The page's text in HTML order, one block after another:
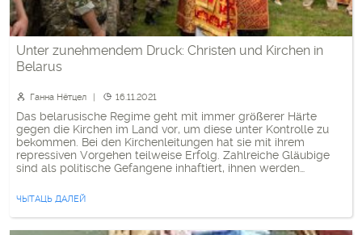
Unter zunehmendem Druck: Christen und Kirchen in
Belarus
Ганна Нётцел 16.11.2021
Das belarusische Regime geht mit immer größerer Härte
gegen die Kirchen im Land vor, um diese unter Kontrolle zu
bekommen. Bei den Kirchenleitungen hat sie mit ihrem
repressiven Vorgehen teilweise Erfolg. Zahlreiche Gläubige
sind als politische Gefangene inhaftiert, ihnen werden
führt aber auch zu größerer Solidarität und Zusammenarbeit
ЧЫТАЦЬ ДАЛЕЙ